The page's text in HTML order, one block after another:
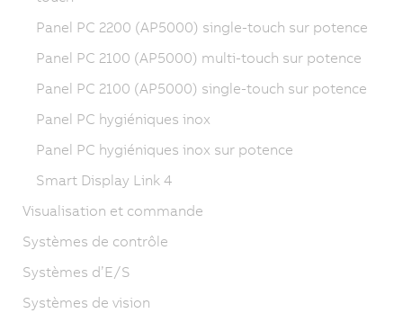
Panel PC 2200 (AP5000) single-touch sur potence
Panel PC 2100 (AP5000) multi-touch sur potence
Panel PC 2100 (AP5000) single-touch sur potence
Panel PC hygiéniques inox
Panel PC hygiéniques inox sur potence
Smart Display Link 4
Visualisation et commande
Systèmes de contrôle
Systèmes d’E/S
Systèmes de vision